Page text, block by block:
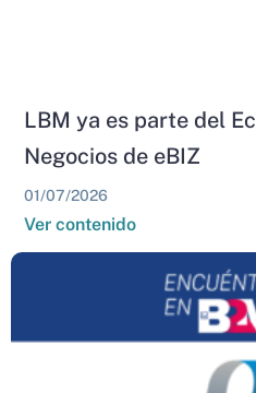
LBM ya es parte del
Negocios de eBIZ
01/07/2026
Ver contenido